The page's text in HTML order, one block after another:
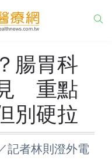
腸胃科
重點
別硬拉
記者林則澄外電